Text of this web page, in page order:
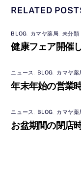
RELATED
BLOG カマヤ薬局 未分類
健康フェア開催
ニュース BLOG カマヤ薬
年末年始の営業
ニュース BLOG カマヤ薬
お盆期間の閉店